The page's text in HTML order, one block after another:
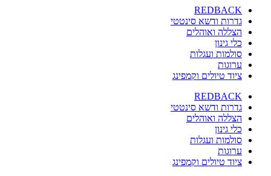
REDBACK
גדרות ודשא סינטטי
הצללה ואוהלים
כלי גינון
סולמות ועגלות
ערוגות
ציוד טיולים וקמפינג
REDBACK
גדרות ודשא סינטטי
הצללה ואוהלים
כלי גינון
סולמות ועגלות
ערוגות
ציוד טיולים וקמפינג